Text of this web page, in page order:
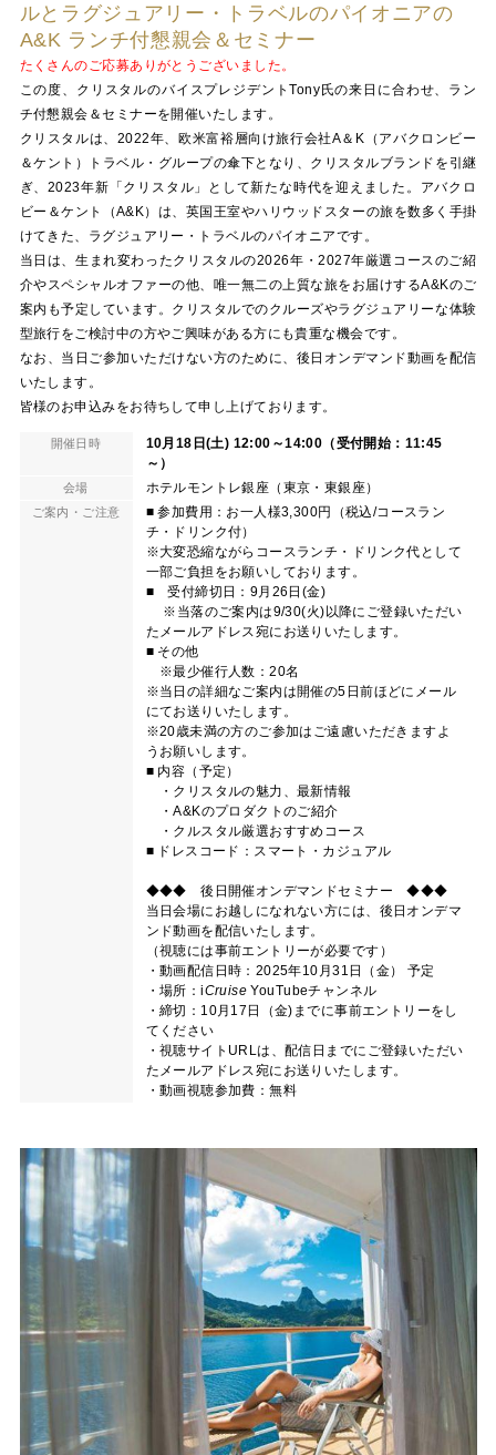
ルとラグジュアリー・トラベルのパイオニアの
A&K ランチ付懇親会＆セミナー
たくさんのご応募ありがとうございました。
この度、クリスタルのバイスプレジデントTony氏の来日に合わせ、ラン
チ付懇親会＆セミナーを開催いたします。
クリスタルは、2022年、欧米富裕層向け旅行会社A＆K（アバクロンビー
＆ケント）トラベル・グループの傘下となり、クリスタルブランドを引継
ぎ、2023年新「クリスタル」として新たな時代を迎えました。アバクロ
ビー＆ケント（A&K）は、英国王室やハリウッドスターの旅を数多く手掛
けてきた、ラグジュアリー・トラベルのパイオニアです。
当日は、生まれ変わったクリスタルの2026年・2027年厳選コースのご紹
介やスペシャルオファーの他、唯一無二の上質な旅をお届けするA&Kのご
案内も予定しています。クリスタルでのクルーズやラグジュアリーな体験
型旅行をご検討中の方やご興味がある方にも貴重な機会です。
なお、当日ご参加いただけない方のために、後日オンデマンド動画を配信
いたします。
皆様のお申込みをお待ちして申し上げております。
開催日時
10月18日(土) 12:00～14:00（受付開始：11:45
～）
会場 ホテルモントレ銀座（東京・東銀座）
ご案内・ご注意
■ 参加費用：お一人様3,300円（税込/コースラン
チ・ドリンク付）
※大変恐縮ながらコースランチ・ドリンク代として
一部ご負担をお願いしております。
■ 受付締切日：9月26日(金)
※当落のご案内は9/30(火)以降にご登録いただい
たメールアドレス宛にお送りいたします。
■ その他
※最少催行人数：20名
※当日の詳細なご案内は開催の5日前ほどにメール
にてお送りいたします。
※20歳未満の方のご参加はご遠慮いただきますよ
うお願いします。
■ 内容（予定）
・クリスタルの魅力、最新情報
・A&Kのプロダクトのご紹介
・クルスタル厳選おすすめコース
■ ドレスコード：スマート・カジュアル
◆◆◆ 後日開催オンデマンドセミナー ◆◆◆
当日会場にお越しになれない方には、後日オンデマ
ンド動画を配信いたします。
（視聴には事前エントリーが必要です）
・動画配信日時：2025年10月31日（金） 予定
・場所：iCruise YouTubeチャンネル
・締切：10月17日（金)までに事前エントリーをし
てください
・視聴サイトURLは、配信日までにご登録いただい
たメールアドレス宛にお送りいたします。
・動画視聴参加費：無料